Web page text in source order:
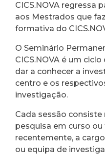
CICS.NOVA regressa
aos Mestrados que
formativa do
O Seminário
CICS.NOVA é um
dar a conhecer a
centro e os
investigação.
Cada sessão
pesquisa em curso
recentemente, a
ou equipa de